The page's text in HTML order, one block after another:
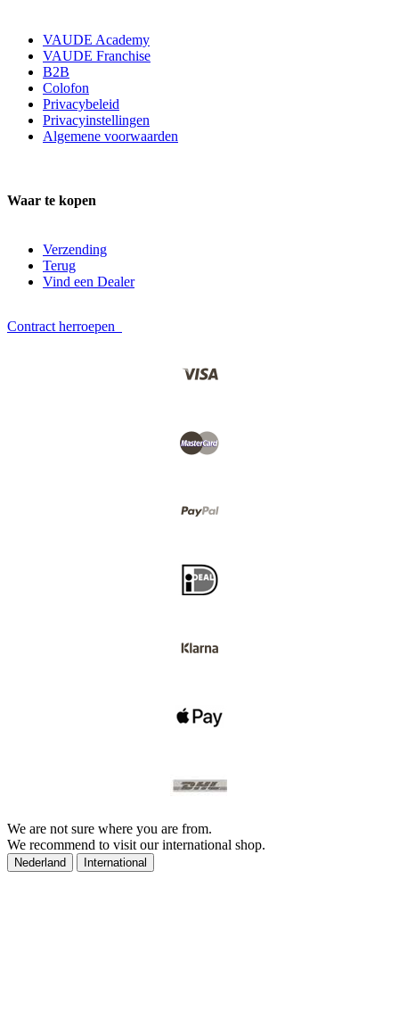
VAUDE Academy
VAUDE Franchise
B2B
Colofon
Privacybeleid
Privacyinstellingen
Algemene voorwaarden
Waar te kopen
Verzending
Terug
Vind een Dealer
Contract herroepen
We are not sure where you are from.
We recommend to visit our international shop.
Nederland International